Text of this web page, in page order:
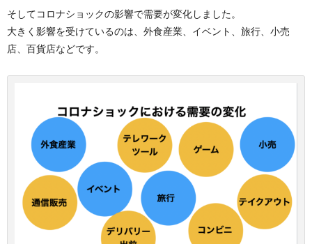
そしてコロナショックの影響で需要が変化しました。
大きく影響を受けているのは、外食産業、イベント、旅行、小売
店、百貨店などです。